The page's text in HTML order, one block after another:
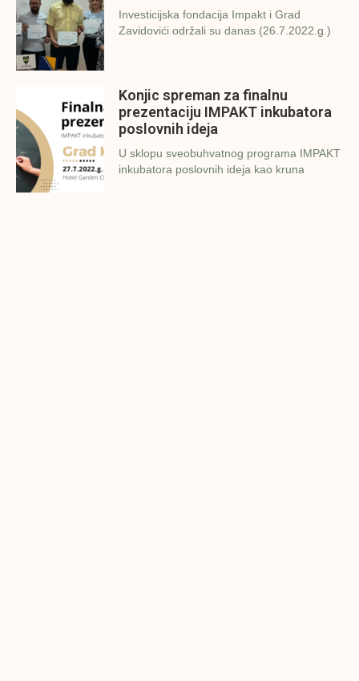
Investicijska fondacija Impakt i Grad
Zavidovići održali su danas (26.7.2022.g.)
Konjic spreman za finalnu
prezentaciju IMPAKT inkubatora
poslovnih ideja
U sklopu sveobuhvatnog programa IMPAKT
inkubatora poslovnih ideja kao kruna